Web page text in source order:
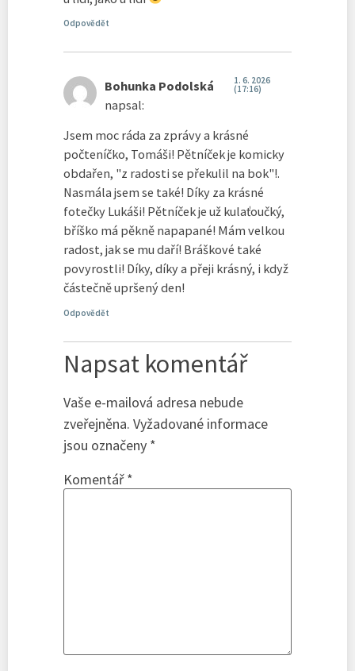
Odpovědět
Bohunka Podolská
napsal:
1. 6. 2026
(17:16)
Jsem moc ráda za zprávy a krásné
počteníčko, Tomáši! Pětníček je komicky
obdařen, "z radosti se překulil na bok"!.
Nasmála jsem se také! Díky za krásné
fotečky Lukáši! Pětníček je už kulaťoučký,
bříško má pěkně napapané! Mám velkou
radost, jak se mu daří! Bráškové také
povyrostli! Díky, díky a přeji krásný, i když
částečně upršený den!
Odpovědět
Napsat komentář
Vaše e-mailová adresa nebude
zveřejněna. Vyžadované informace
jsou označeny *
Komentář*